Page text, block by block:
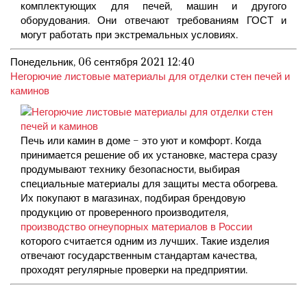
комплектующих для печей, машин и другого
оборудования. Они отвечают требованиям ГОСТ и
могут работать при экстремальных условиях.
Понедельник, 06 сентября 2021 12:40
Негорючие листовые материалы для отделки стен печей и
каминов
Печь или камин в доме – это уют и комфорт. Когда
принимается решение об их установке, мастера сразу
продумывают технику безопасности, выбирая
специальные материалы для защиты места обогрева.
Их покупают в магазинах, подбирая брендовую
продукцию от проверенного производителя,
производство огнеупорных материалов в России
которого считается одним из лучших. Такие изделия
отвечают государственным стандартам качества,
проходят регулярные проверки на предприятии.